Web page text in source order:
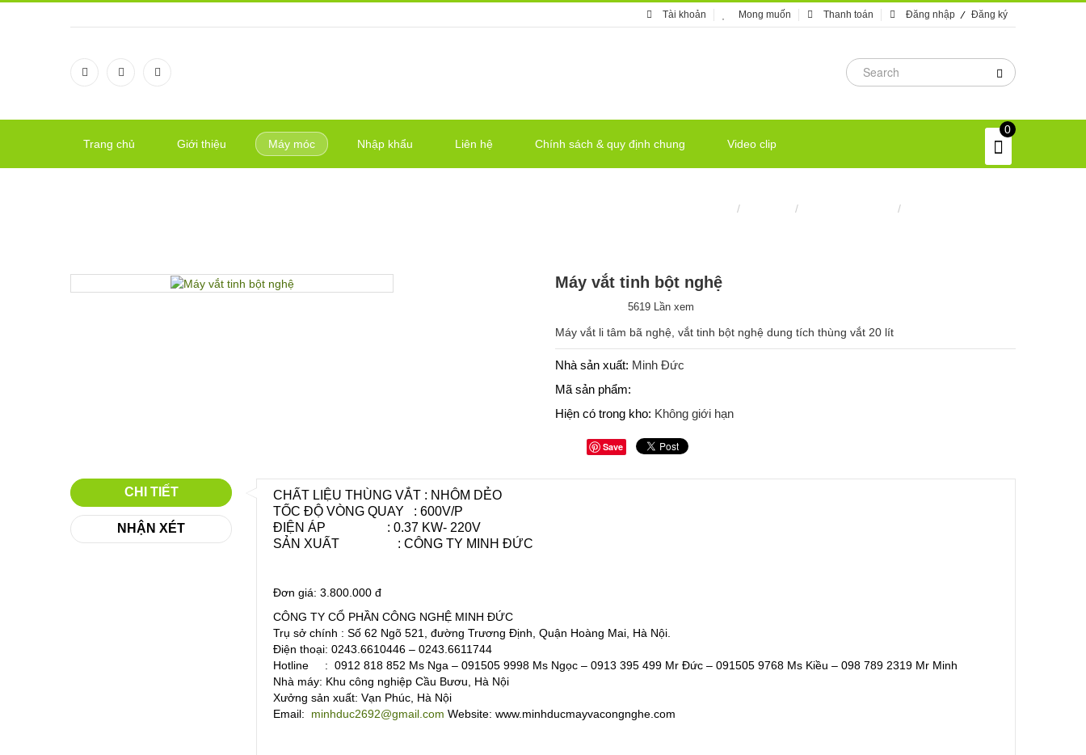
Tài khoản Mong muốn Thanh toán Đăng nhập Đăng ký
Trang chủ Giới thiệu Máy móc Nhập khẩu Liên hệ Chính sách & quy định chung Video clip
0
/ / /
Máy vắt tinh bột nghệ
5619 Lần xem
Máy vắt li tâm bã nghệ, vắt tinh bột nghệ dung tích thùng vắt 20 lít
Nhà sản xuất: Minh Đức
Mã sản phẩm:
Hiện có trong kho: Không giới hạn
Save
CHI TIẾT
NHẬN XÉT
CHẤT LIỆU THÙNG VẮT : NHÔM DẺO
TỐC ĐỘ VÒNG QUAY : 600V/P
ĐIỆN ÁP : 0.37 KW- 220V
SẢN XUẤT : CÔNG TY MINH ĐỨC
Đơn giá: 3.800.000 đ
CÔNG TY CỔ PHẦN CÔNG NGHỆ MINH ĐỨC
Trụ sở chính : Số 62 Ngõ 521, đường Trương Định, Quận Hoàng Mai, Hà Nội.
Điện thoại: 0243.6610446 – 0243.6611744
Hotline : 0912 818 852 Ms Nga – 091505 9998 Ms Ngọc – 0913 395 499 Mr Đức – 091505 9768 Ms Kiều – 098 789 2319 Mr Minh
Nhà máy: Khu công nghiệp Cầu Bươu, Hà Nội
Xưởng sản xuất: Vạn Phúc, Hà Nội
Email: minhduc2692@gmail.com Website: www.minhducmayvacongnghe.com